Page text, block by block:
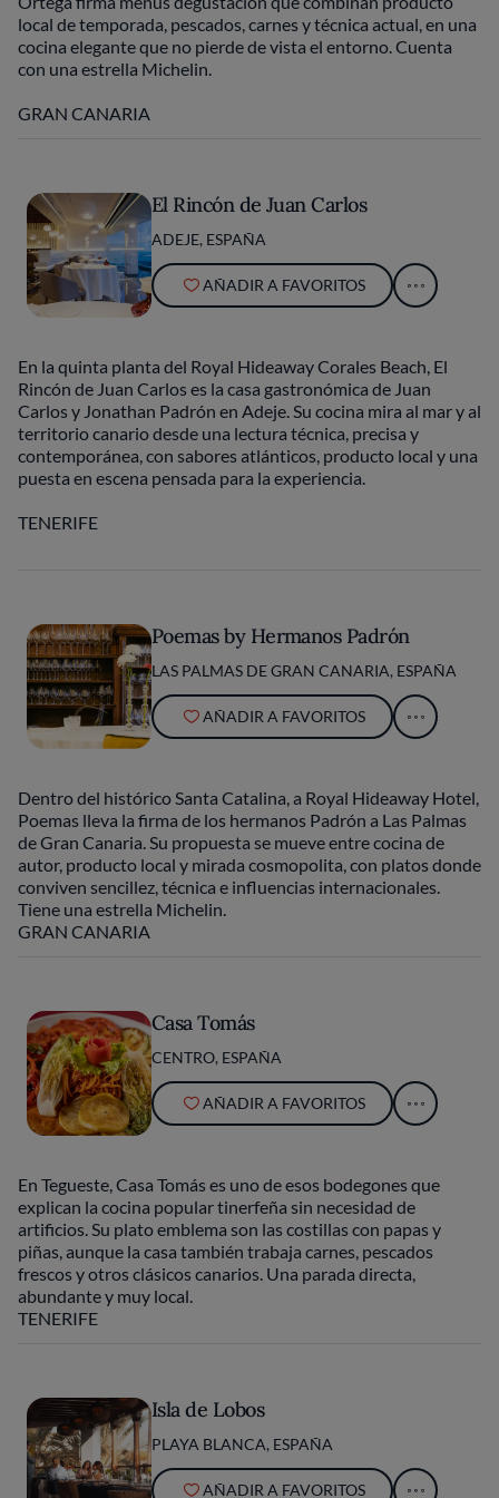
local de temporada, pescados, carnes y técnica actual, en una
cocina elegante que no pierde de vista el entorno. Cuenta
con una estrella Michelin.
GRAN CANARIA
El Rincón de Juan Carlos
ADEJE, ESPAÑA
AÑADIR A FAVORITOS
En la quinta planta del Royal Hideaway Corales Beach, El
Rincón de Juan Carlos es la casa gastronómica de Juan
Carlos y Jonathan Padrón en Adeje. Su cocina mira al mar y al
territorio canario desde una lectura técnica, precisa y
contemporánea, con sabores atlánticos, producto local y una
puesta en escena pensada para la experiencia.
TENERIFE
Poemas by Hermanos Padrón
LAS PALMAS DE GRAN CANARIA, ESPAÑA
AÑADIR A FAVORITOS
Dentro del histórico Santa Catalina, a Royal Hideaway Hotel,
Poemas lleva la firma de los hermanos Padrón a Las Palmas
de Gran Canaria. Su propuesta se mueve entre cocina de
autor, producto local y mirada cosmopolita, con platos donde
conviven sencillez, técnica e influencias internacionales.
Tiene una estrella Michelin.
GRAN CANARIA
Casa Tomás
CENTRO, ESPAÑA
AÑADIR A FAVORITOS
En Tegueste, Casa Tomás es uno de esos bodegones que
explican la cocina popular tinerfeña sin necesidad de
artificios. Su plato emblema son las costillas con papas y
piñas, aunque la casa también trabaja carnes, pescados
frescos y otros clásicos canarios. Una parada directa,
abundante y muy local.
TENERIFE
Isla de Lobos
PLAYA BLANCA, ESPAÑA
AÑADIR A FAVORITOS